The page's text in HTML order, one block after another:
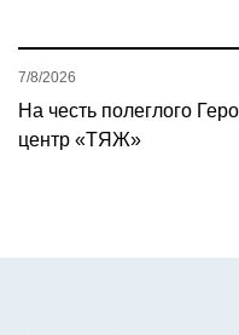
На честь полеглого
центр «ТЯЖ»
7/8/2026